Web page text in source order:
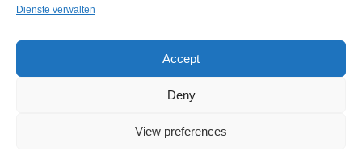
Dienste verwalten
Accept
Deny
View preferences
Cookie-Policy (EU)